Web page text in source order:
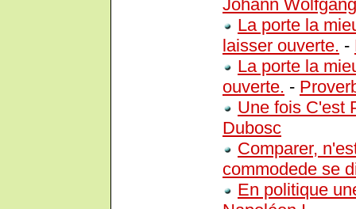
Johann
La porte la
laisser ouverte. -
La porte la
ouverte. -
Une fois C'est
Dubosc
Comparer,
commodede se
En politique